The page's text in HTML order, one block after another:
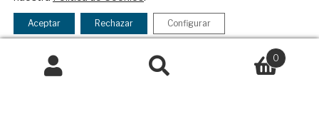
Buscar
0
Recuperación, Transformación y Resiliencia de
España Next Generation EU.​​
Declaración de accesibilidad
Aceptar Rechazar Configurar
Checkbox
acepto
la
política
de
política de privacidad